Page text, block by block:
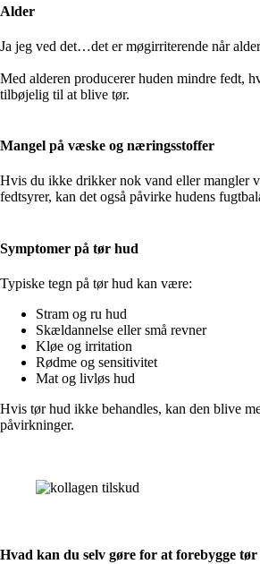
Alder
Ja jeg ved det…det er møgirriterende når
Med alderen producerer huden mindre fedt,
tilbøjelig til at blive tør.
Mangel på væske og næringsstoffer
Hvis du ikke drikker nok vand eller mangler
fedtsyrer, kan det også påvirke hudens
Symptomer på tør hud
Typiske tegn på tør hud kan være:
Stram og ru hud
Skældannelse eller små revner
Kløe og irritation
Rødme og sensitivitet
Mat og livløs hud
Hvis tør hud ikke behandles, kan den blive
påvirkninger.
Hvad kan du selv gøre for at forebygge tør